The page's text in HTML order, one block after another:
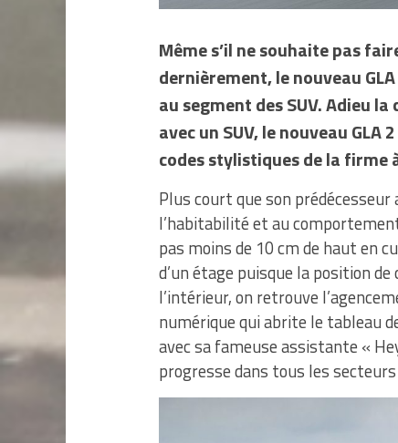
Même s’il ne souhaite pas
dernièrement, le nouveau
au segment des SUV. Adieu
avec un SUV, le nouveau
codes stylistiques de la firme
Plus court que son
l’habitabilité et au
pas moins de 10 cm de haut en
d’un étage puisque la position
l’intérieur, on retrouve
numérique qui abrite le tableau
avec sa fameuse assistante «
progresse dans tous les